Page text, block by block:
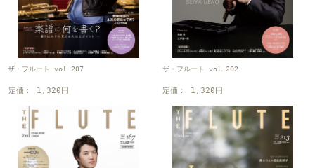
ザ・フルート vol.207
定価： 1,320円
ザ・フルート vol.202
定価： 1,320円